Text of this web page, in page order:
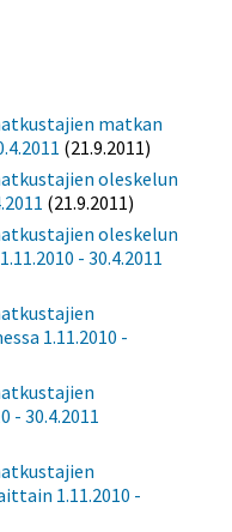
matkan
(21.9.2011)
oleskelun
(21.9.2011)
oleskelun
- 30.4.2011
1.11.2010 -
- 30.4.2011
1.11.2010 -